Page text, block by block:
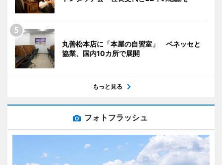
丸善松本店に「本屋の自習室」 ベネッセと
協業、国内10カ所で展開
もっと見る
フォトフラッシュ